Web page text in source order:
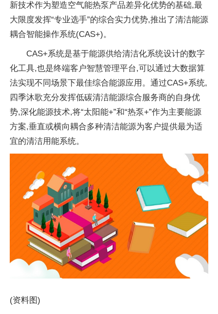
新技术作为塑造空气能热泵产品差异化优势的基础,最
大限度发挥“专业选手”的综合实力优势,推出了清洁能源
耦合智能操作系统(CAS+)。
CAS+系统是基于能源供给清洁化系统设计的数字
化工具,也是终端客户智慧管理平台,可以通过大数据算
法实现不同场景下最佳综合能源应用。通过CAS+系统,
四季沐歌充分发挥低碳清洁能源综合服务商的自身优
势,深化能源技术,将“太阳能+”和“热泵+”作为主要能源
方案,垂直或横向耦合多种清洁能源为客户提供最为适
宜的清洁用能系统。
(资料图)